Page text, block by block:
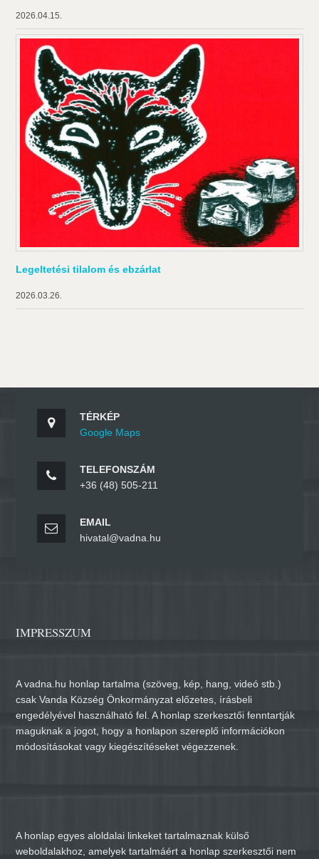
2026.04.15.
Legeltetési tilalom és ebzárlat
2026.03.26.
TÉRKÉP
Google Maps
TELEFONSZÁM
+36 (48) 505-211
EMAIL
hivatal@vadna.hu
IMPRESSZUM
A vadna.hu honlap tartalma (szöveg, kép, hang, videó stb.)
csak Vanda Község Önkormányzat előzetes, írásbeli
engedélyével használható fel. A honlap szerkesztői fenntartják
maguknak a jogot, hogy a honlapon szereplő információkon
módosításokat vagy kiegészítéseket végezzenek.
A honlap egyes aloldalai linkeket tartalmaznak külső
weboldalakhoz, amelyek tartalmáért a honlap szerkesztői nem